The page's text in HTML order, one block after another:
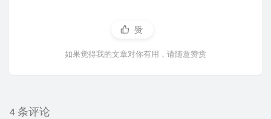
赞
如果觉得我的文章对你有用，请随意赞赏
4 条评论